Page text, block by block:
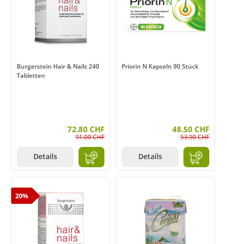
Burgerstein Hair & Nails 240
Tabletten
72.80 CHF
91.00 CHF
Details
Priorin N Kapseln 90 Stück
48.50 CHF
53.90 CHF
Details
20%